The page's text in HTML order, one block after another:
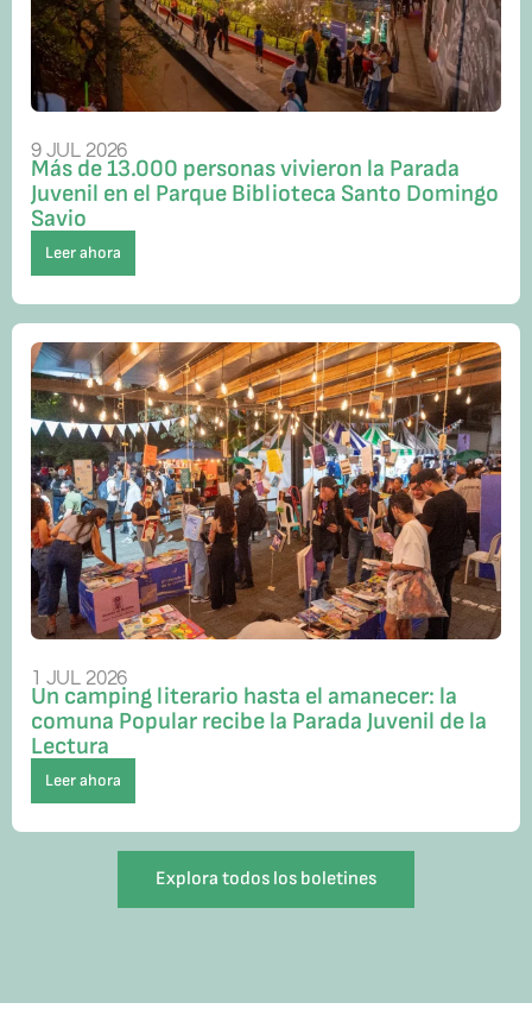
9 JUL 2026
Más de 13.000 personas vivieron la Parada
Juvenil en el Parque Biblioteca Santo Domingo
Savio
Leer ahora
1 JUL 2026
Un camping literario hasta el amanecer: la
comuna Popular recibe la Parada Juvenil de la
Lectura
Leer ahora
Explora todos los boletines